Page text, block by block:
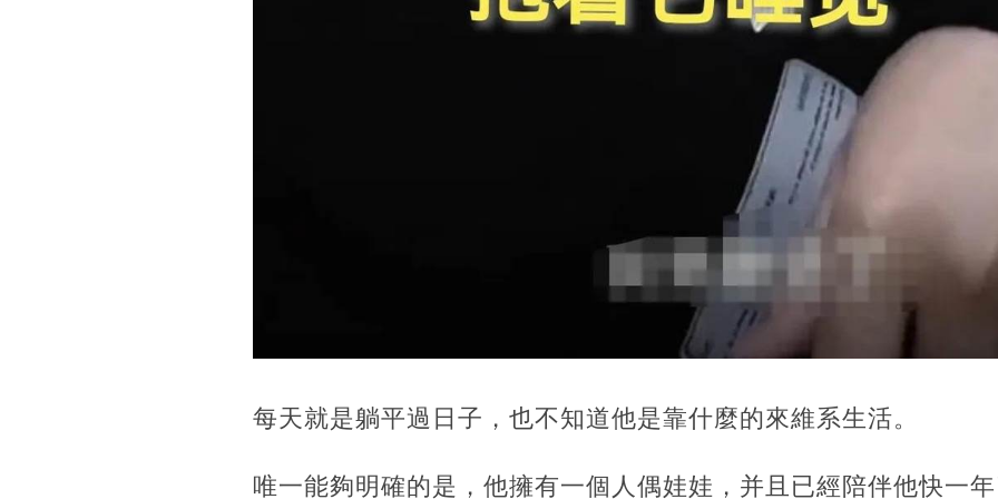
每天就是躺平過日子，也不知道他是靠什麼的來維系生活。
唯一能夠明確的是，他擁有一個人偶娃娃，并且已經陪伴他快一